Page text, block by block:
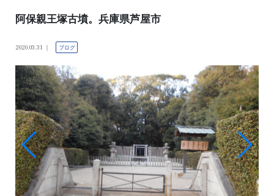
阿保親王塚古墳。兵庫県芦屋市
2020.03.31 ブログ